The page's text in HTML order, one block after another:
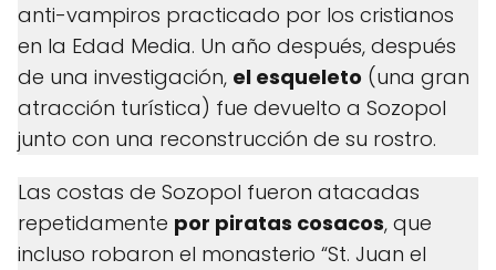
anti-vampiros practicado por los cristianos
en la Edad Media. Un año después, después
de una investigación, el esqueleto (una gran
atracción turística) fue devuelto a Sozopol
junto con una reconstrucción de su rostro.
Las costas de Sozopol fueron atacadas
repetidamente por piratas cosacos, que
incluso robaron el monasterio “St. Juan el